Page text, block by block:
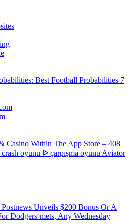
Best Football Probabilities 7
Casino Within The App Store – 408
oyunu ᐉ çarpışma oyunu Aviator
Unveils $200 Bonus Or A
Dodgers-mets, Any Wednesday